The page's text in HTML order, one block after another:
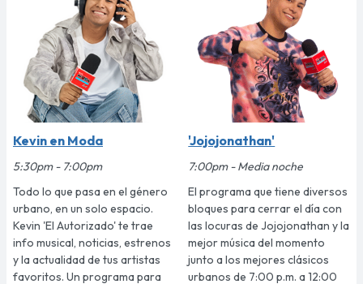
Kevin en Moda
5:30pm - 7:00pm
Todo lo que pasa en el género
urbano, en un solo espacio.
Kevin 'El Autorizado' te trae
info musical, noticias, estrenos
y la actualidad de tus artistas
favoritos. Un programa para
'Jojojonathan'
7:00pm - Media noche
El programa que tiene diversos
bloques para cerrar el día con
las locuras de Jojojonathan y la
mejor música del momento
junto a los mejores clásicos
urbanos de 7:00 p.m. a 12:00